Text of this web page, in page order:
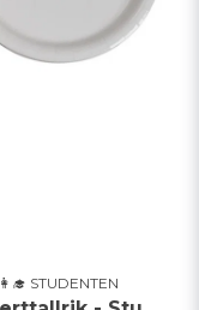
👩‍🎓 STUDENTEN